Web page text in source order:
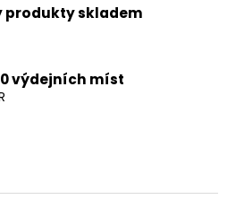
produkty skladem
výdejních míst